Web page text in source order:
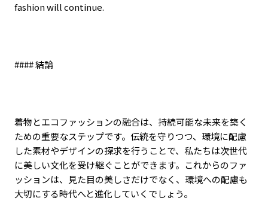
fashion will continue.
####結論
着物とエコファッションの融合は、持続可能な未来を築く
ための重要なステップです。伝統を守りつつ、環境に配慮
した素材やデザインの探求を行うことで、私たちは次世代
に美しい文化を受け継ぐことができます。これからのファ
ッションは、見た目の美しさだけでなく、環境への配慮も
大切にする時代へと進化していくでしょう。